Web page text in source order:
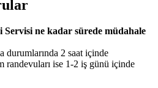
ne kadar sürede müdahale
durumlarında 2 saat içinde
randevuları ise 1-2 iş günü içinde